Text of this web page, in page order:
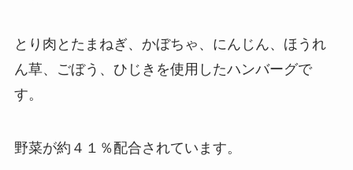
とり肉とたまねぎ、かぼちゃ、にんじん、ほうれ
ん草、ごぼう、ひじきを使用したハンバーグで
す。
野菜が約４１％配合されています。